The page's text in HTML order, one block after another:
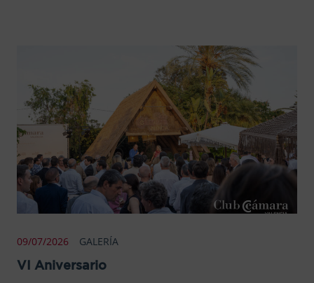
09/07/2026 GALERÍA
VI Aniversario